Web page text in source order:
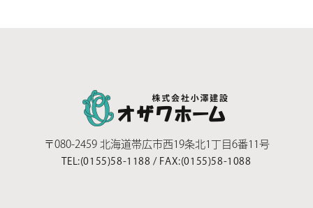
〒080-2459 北海道帯広市西19条北1丁目6番11号
TEL:(0155)58-1188 / FAX:(0155)58-1088